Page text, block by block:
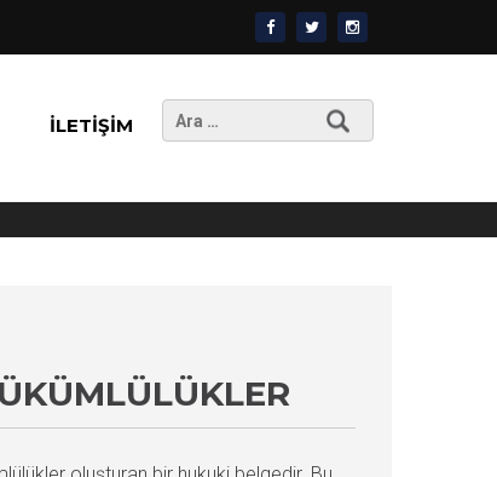
İLETIŞIM
Arama: